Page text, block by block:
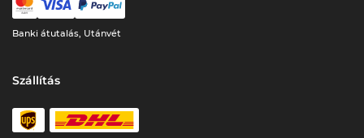
Banki átutalás, Utánvét
Szállítás